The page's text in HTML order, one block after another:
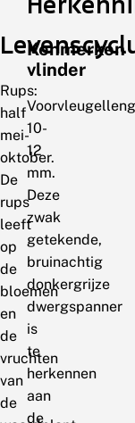
Rups:
half
mei-
oktober.
De
rups
leeft
op
de
bloemen
en
de
vruchten
van
de
Kenmerken
vlinder
10-
12
mm.
Deze
zwak
getekende,
bruinachtig
donkergrijze
dwergspanner
is
te
herkennen
aan
de